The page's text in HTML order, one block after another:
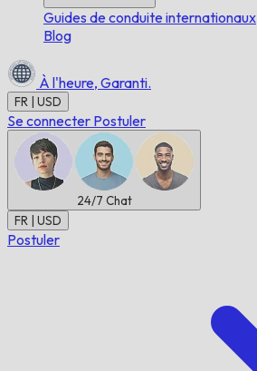
Guides de conduite internationaux
Blog
À l'heure, Garanti.
FR | USD
Se connecter Postuler
24/7 Chat
FR | USD
Postuler